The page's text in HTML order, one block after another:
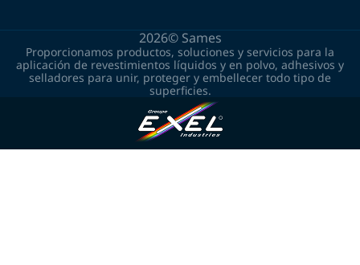
2026© Sames
Proporcionamos productos, soluciones y servicios para la
aplicación de revestimientos líquidos y en polvo, adhesivos y
selladores para unir, proteger y embellecer todo tipo de
superficies.